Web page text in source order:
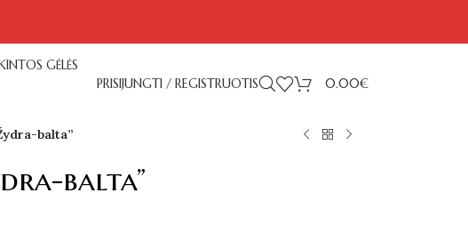
GĖLĖS
PRISIJUNGTI / REGISTRUOTIS 0.00€
balta”
balta”